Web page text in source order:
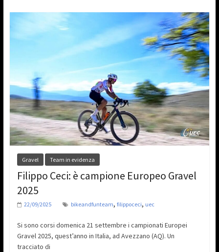
Gravel Team in evidenza
Filippo Ceci: è campione Europeo Gravel
2025
22/09/2025 bikeandfunteam, filippoceci, uec
Si sono corsi domenica 21 settembre i campionati Europei
Gravel 2025, quest’anno in Italia, ad Avezzano (AQ). Un
tracciato di